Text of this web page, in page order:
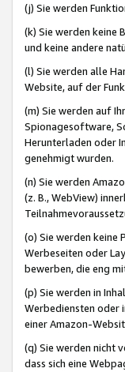
(j) Sie werden
(k) Sie werden keine
und keine andere
(l) Sie werden alle
Website, auf der
(m) Sie werden auf
Spionagesoftware,
Herunterladen oder
genehmigt wurden.
(n) Sie werden
(z. B., WebView)
(o) Sie werden keine
Werbeseiten oder
bewerben, die eng
(p) Sie werden in
Werbediensten oder
einer Amazon-
(q) Sie werden nicht
dass sich eine